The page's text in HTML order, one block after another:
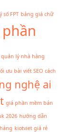
số FPT bảng giá chữ
lý nhà hàng
ưu bài viết SEO cách
nghệ ai
giá phần mềm bán
2026 hướng dẫn
kiotviet giá rẻ